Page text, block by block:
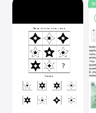
Vision
Watch